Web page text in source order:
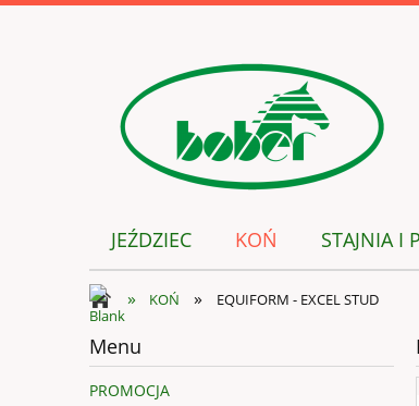
JEŹDZIEC KOŃ STAJNIA I
» KOŃ » EQUIFORM - EXCEL STUD
Menu
PROMOCJA